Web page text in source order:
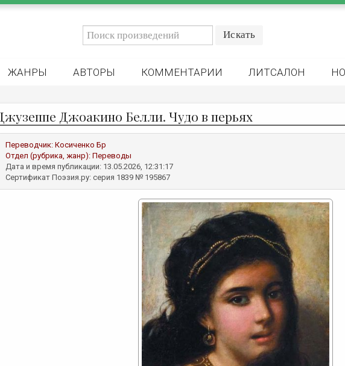
ЖАНРЫ АВТОРЫ КОММЕНТАРИИ ЛИТСАЛОН
Джоакино Белли. Чудо в перьях
Переводчик: Косиченко Бр
Отдел (рубрика, жанр): Переводы
Дата и время публикации: 13.05.2026, 12:31:17
Сертификат Поэзия.ру: серия 1839 № 195867